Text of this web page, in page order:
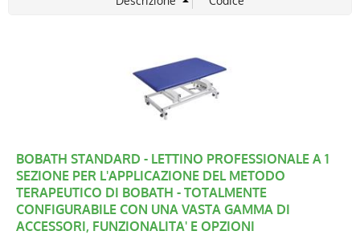
Catalogo Prodotti Chinesport
Richiesta consulenza
Catalogo new
BOBATH STANDARD - LETTINO PROFESSIONALE A 1
SEZIONE PER L'APPLICAZIONE DEL METODO
TERAPEUTICO DI BOBATH - TOTALMENTE
CONFIGURABILE CON UNA VASTA GAMMA DI
ACCESSORI, FUNZIONALITA' E OPZIONI